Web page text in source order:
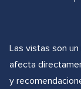
Las vistas son
afecta
y